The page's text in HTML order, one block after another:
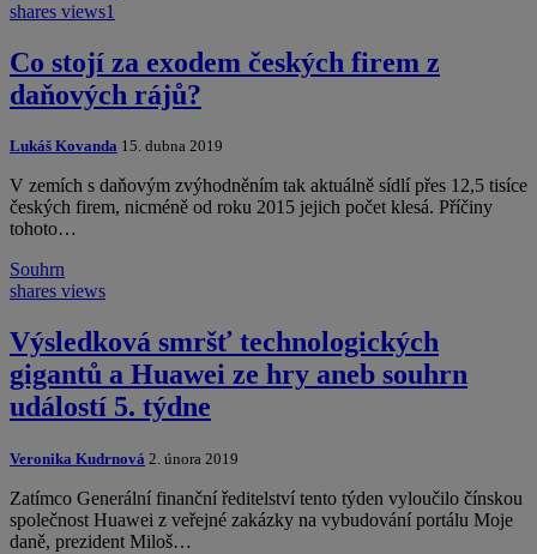
shares views1
Co stojí za exodem českých firem z
daňových rájů?
Lukáš Kovanda 15. dubna 2019
V zemích s daňovým zvýhodněním tak aktuálně sídlí přes 12,5 tisíce
českých firem, nicméně od roku 2015 jejich počet klesá. Příčiny
tohoto…
Souhrn
shares views
Výsledková smršť technologických
gigantů a Huawei ze hry aneb souhrn
událostí 5. týdne
Veronika Kudrnová 2. února 2019
Zatímco Generální finanční ředitelství tento týden vyloučilo čínskou
společnost Huawei z veřejné zakázky na vybudování portálu Moje
daně, prezident Miloš…